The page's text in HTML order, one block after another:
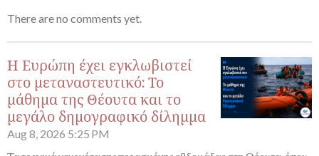
There are no comments yet.
Η Ευρώπη έχει εγκλωβιστεί
στο μεταναστευτικό: Το
μάθημα της Θέουτα και το
μεγάλο δημογραφικό δίλημμα
Aug 8, 2026 5:25 PM